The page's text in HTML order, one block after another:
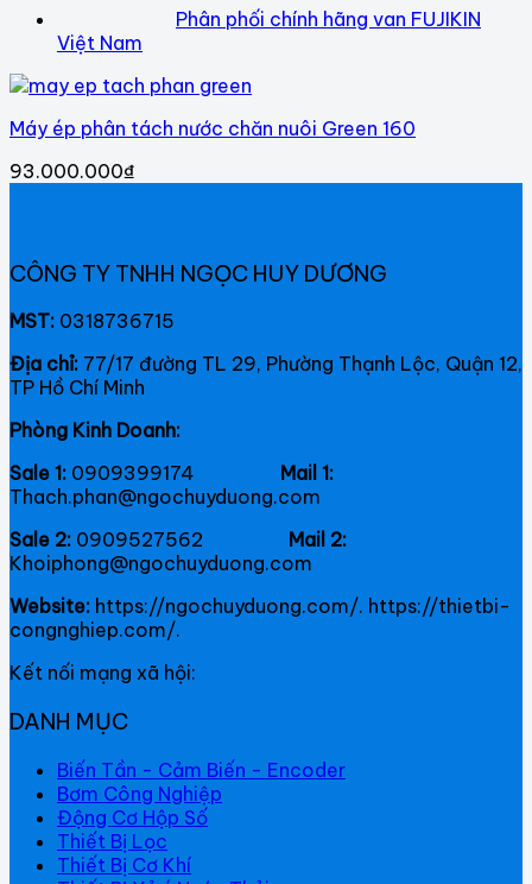
Phân phối chính hãng van FUJIKIN
Việt Nam
Máy ép phân tách nước chăn nuôi Green 160
93.000.000₫
CÔNG TY TNHH NGỌC HUY DƯƠNG
MST: 0318736715
Địa chỉ: 77/17 đường TL 29, Phường Thạnh Lộc, Quận 12,
TP Hồ Chí Minh
Phòng Kinh Doanh:
Sale 1: 0909399174 Mail 1:
Thach.phan@ngochuyduong.com
Sale 2: 0909527562 Mail 2:
Khoiphong@ngochuyduong.com
Website: https://ngochuyduong.com/. https://thietbi-
congnghiep.com/.
Kết nối mạng xã hội:
DANH MỤC
Biến Tần - Cảm Biến - Encoder
Bơm Công Nghiệp
Động Cơ Hộp Số
Thiết Bị Lọc
Thiết Bị Cơ Khí